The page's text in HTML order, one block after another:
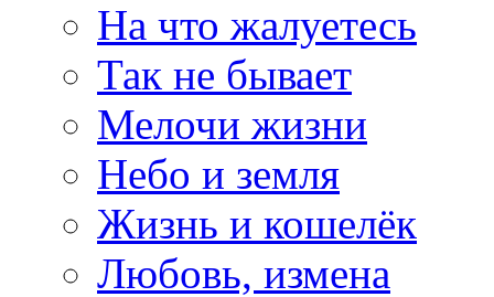
На что жалуетесь
Так не бывает
Мелочи жизни
Небо и земля
Жизнь и кошелёк
Любовь, измена